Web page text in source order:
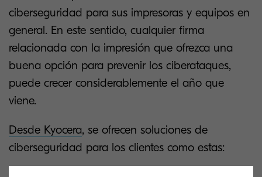
ciberseguridad para sus impresoras y equipos en
general. En este sentido, cualquier firma
relacionada con la impresión que ofrezca una
buena opción para prevenir los ciberataques,
puede crecer considerablemente el año que
viene.
Desde Kyocera, se ofrecen soluciones de
ciberseguridad para los clientes como estas: